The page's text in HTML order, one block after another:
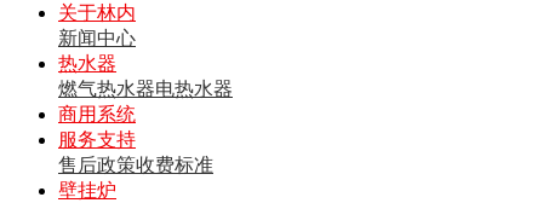
关于林内
新闻中心
热水器
燃气热水器电热水器
商用系统
服务支持
售后政策收费标准
壁挂炉